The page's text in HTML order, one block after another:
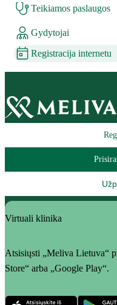
Teikiamos paslaugos
Gydytojai
Registracija internetu
Virtuali klinika
Atsisiųsti „Meliva Lietuva“
Store“ arba „Google Play“.